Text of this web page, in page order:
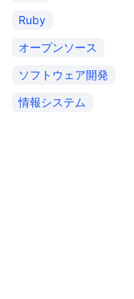
Ruby
オープンソース
ソフトウェア開発
情報システム